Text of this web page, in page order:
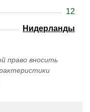
12
Нидерланды
право вносить